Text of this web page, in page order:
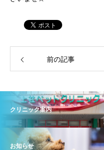
前の記事
クリニック案内
お知らせ